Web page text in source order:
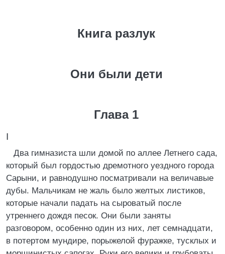
Книга разлук
Они были дети
Глава 1
I
Два гимназиста шли домой по аллее Летнего сада,
который был гордостью дремотного уездного города
Сарыни, и равнодушно посматривали на величавые
дубы. Мальчикам не жаль было желтых листиков,
которые начали падать на сыроватый после
утреннего дождя песок. Они были заняты
разговором, особенно один из них, лет семнадцати,
в потертом мундире, порыжелой фуражке, тусклых и